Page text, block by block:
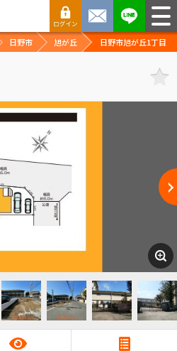
日野市 旭が丘 日野市旭が丘1丁目